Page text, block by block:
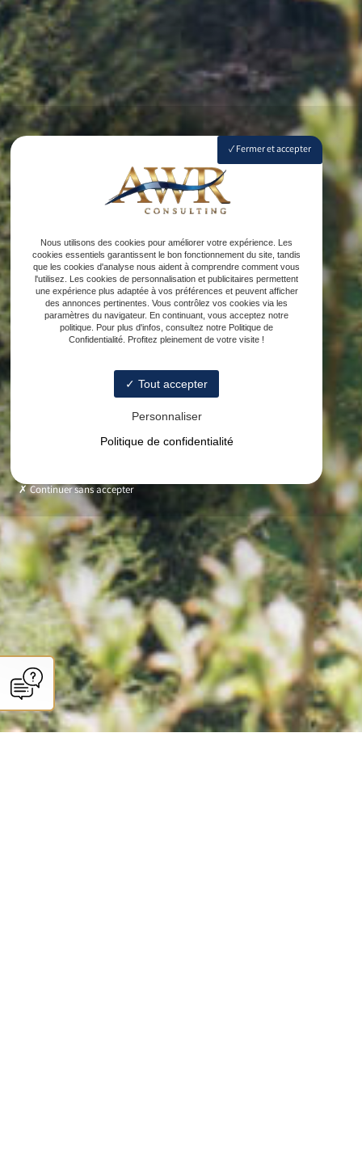
Fermer et accepter
Nous utilisons des cookies pour améliorer votre expérience. Les
cookies essentiels garantissent le bon fonctionnement du site, tandis
que les cookies d'analyse nous aident à comprendre comment vous
l'utilisez. Les cookies de personnalisation et publicitaires permettent
une expérience plus adaptée à vos préférences et peuvent afficher
des annonces pertinentes. Vous contrôlez vos cookies via les
paramètres du navigateur. En continuant, vous acceptez notre
politique. Pour plus d'infos, consultez notre Politique de
Confidentialité. Profitez pleinement de votre visite !
Tout accepter
Personnaliser
Politique de confidentialité
Continuer sans accepter